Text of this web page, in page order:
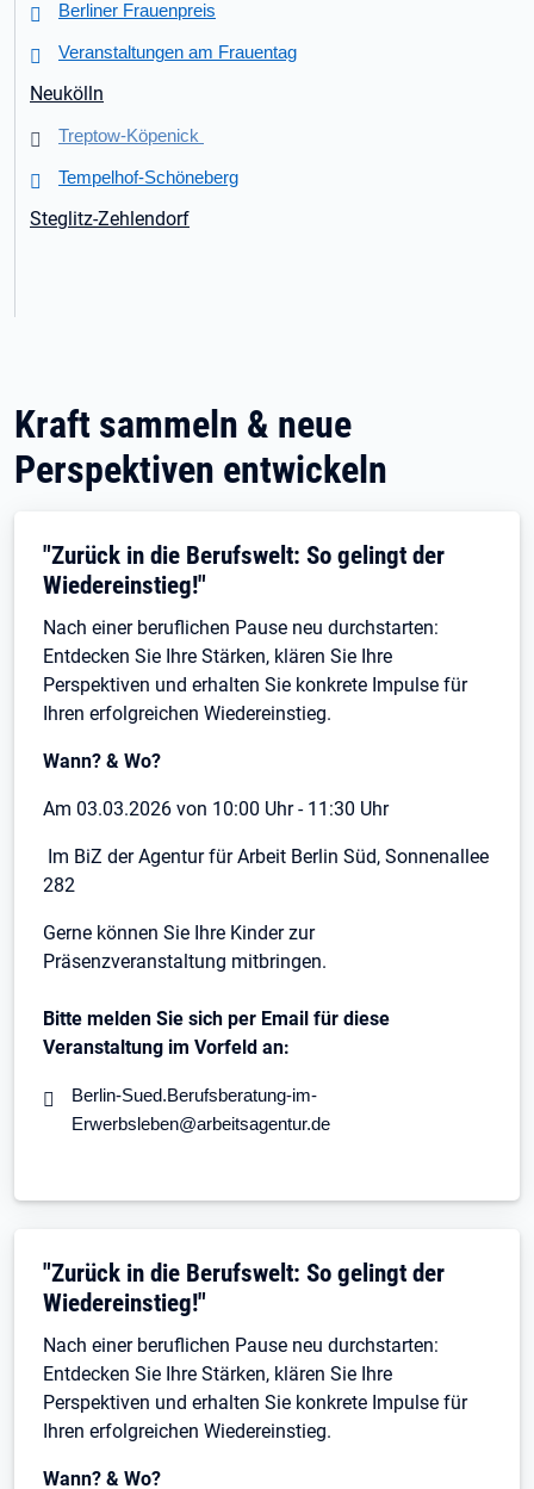
Berliner Frauenpreis
Veranstaltungen am Frauentag
Neukölln
Treptow-Köpenick
Tempelhof-Schöneberg
Steglitz-Zehlendorf
Kraft sammeln & neue
Perspektiven entwickeln
"Zurück in die Berufswelt: So gelingt der
Wiedereinstieg!"
Nach einer beruflichen Pause neu durchstarten:
Entdecken Sie Ihre Stärken, klären Sie Ihre
Perspektiven und erhalten Sie konkrete Impulse für
Ihren erfolgreichen Wiedereinstieg.
Wann? & Wo?
Am 03.03.2026 von 10:00 Uhr - 11:30 Uhr
Im BiZ der Agentur für Arbeit Berlin Süd, Sonnenallee
282
Gerne können Sie Ihre Kinder zur
Präsenzveranstaltung mitbringen.
Bitte melden Sie sich per Email für diese
Veranstaltung im Vorfeld an:
Berlin-Sued.Berufsberatung-im-
Erwerbsleben@arbeitsagentur.de
"Zurück in die Berufswelt: So gelingt der
Wiedereinstieg!"
Nach einer beruflichen Pause neu durchstarten:
Entdecken Sie Ihre Stärken, klären Sie Ihre
Perspektiven und erhalten Sie konkrete Impulse für
Ihren erfolgreichen Wiedereinstieg.
Wann? & Wo?